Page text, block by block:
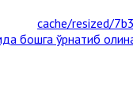
бошга ўрнатиб